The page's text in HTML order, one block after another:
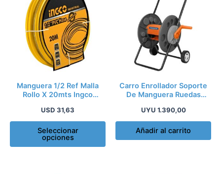
Manguera 1/2 Ref Malla
Rollo X 20mts Ingco
USD 31,63
Seleccionar
opciones
variantes.
opciones
Carro Enrollador Soporte
De Manguera Ruedas
UYU 1.390,00
Añadir al carrito